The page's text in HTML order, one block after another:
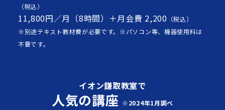
（税込）
11,800円／月（8時間）＋月会費 2,200 （税込）
※別途テキスト教材費が必要です。※パソコン等、機器使用料は
不要です。
イオン鎌取教室で
人気の講座 ※2024年1月調べ